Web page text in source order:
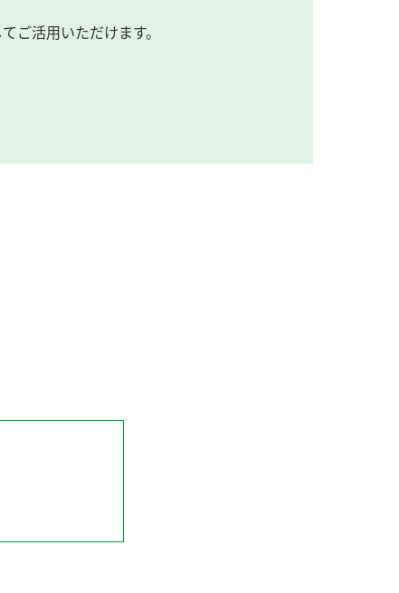
ご活用いただけます。